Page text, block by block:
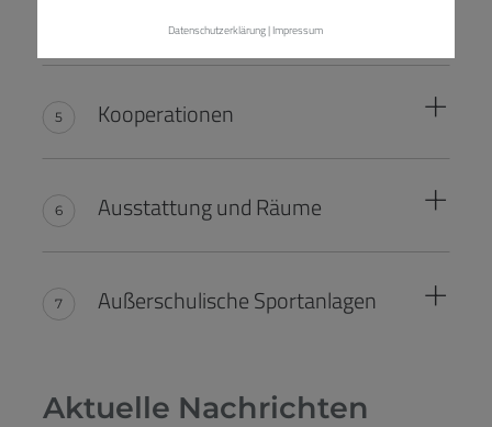
Pausensport
Kooperationen
Ausstattung und Räume
Außerschulische Sportanlagen
Aktuelle Nachrichten
Datenschutzerklärung|Impressum